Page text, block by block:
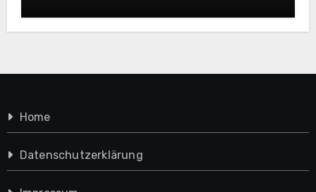
Home
Datenschutzerklärung